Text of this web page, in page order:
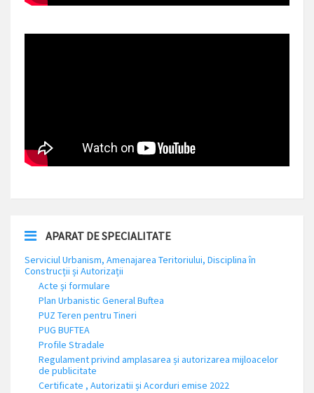
APARAT DE SPECIALITATE
Serviciul Urbanism, Amenajarea Teritoriului, Disciplina în
Construcții și Autorizații
Acte și formulare
Plan Urbanistic General Buftea
PUZ Teren pentru Tineri
PUG BUFTEA
Profile Stradale
Regulament privind amplasarea și autorizarea mijloacelor
de publicitate
Certificate , Autorizatii și Acorduri emise 2022